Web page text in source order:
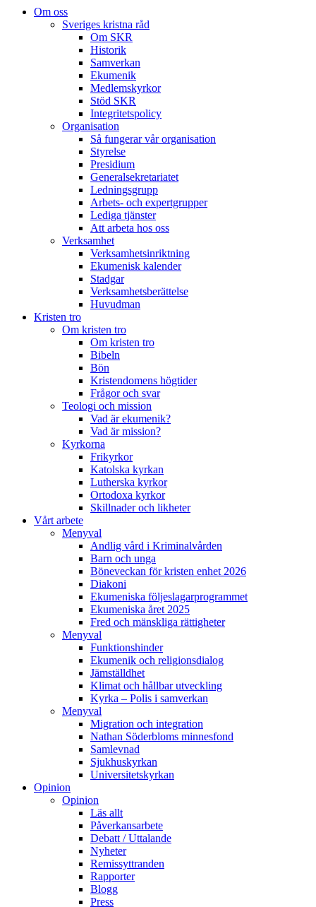
Om oss
Sveriges kristna råd
Om SKR
Historik
Samverkan
Ekumenik
Medlemskyrkor
Stöd SKR
Integritetspolicy
Organisation
Så fungerar vår organisation
Styrelse
Presidium
Generalsekretariatet
Ledningsgrupp
Arbets- och expertgrupper
Lediga tjänster
Att arbeta hos oss
Verksamhet
Verksamhetsinriktning
Ekumenisk kalender
Stadgar
Verksamhetsberättelse
Huvudman
Kristen tro
Om kristen tro
Om kristen tro
Bibeln
Bön
Kristendomens högtider
Frågor och svar
Teologi och mission
Vad är ekumenik?
Vad är mission?
Kyrkorna
Frikyrkor
Katolska kyrkan
Lutherska kyrkor
Ortodoxa kyrkor
Skillnader och likheter
Vårt arbete
Menyval
Andlig vård i Kriminalvården
Barn och unga
Böneveckan för kristen enhet 2026
Diakoni
Ekumeniska följeslagarprogrammet
Ekumeniska året 2025
Fred och mänskliga rättigheter
Menyval
Funktionshinder
Ekumenik och religionsdialog
Jämställdhet
Klimat och hållbar utveckling
Kyrka – Polis i samverkan
Menyval
Migration och integration
Nathan Söderbloms minnesfond
Samlevnad
Sjukhuskyrkan
Universitetskyrkan
Opinion
Opinion
Läs allt
Påverkansarbete
Debatt / Uttalande
Nyheter
Remissyttranden
Rapporter
Blogg
Press